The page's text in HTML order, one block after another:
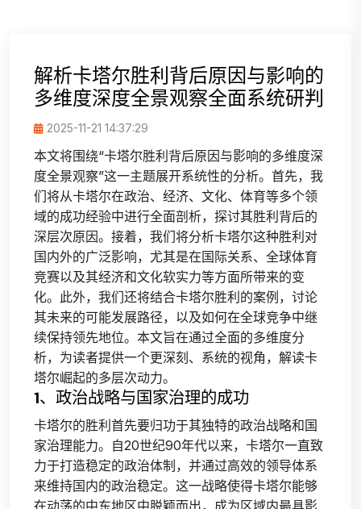
解析卡塔尔胜利背后原因与影响的
多维度深度全景观察全面系统研判
2025-11-21 14:37:29
本文将围绕“卡塔尔胜利背后原因与影响的多维度深
度全景观察”这一主题展开系统性的分析。首先，我
们将从卡塔尔在政治、经济、文化、体育等多个领
域的成功经验中进行全面剖析，探讨其胜利背后的
深层次原因。接着，我们将分析卡塔尔这种胜利对
国内外的广泛影响，尤其是在国际关系、全球体育
竞赛以及其经济和文化软实力等方面所带来的变
化。此外，我们还将结合卡塔尔胜利的案例，讨论
其未来的可能发展路径，以及如何在全球竞争中继
续保持领先地位。本文旨在通过全面的多维度分
析，为读者提供一个更深刻、系统的视角，解读卡
塔尔崛起的多层次动力。
1、政治战略与国家治理的成功
卡塔尔的胜利首先要归功于其独特的政治战略和国
家治理能力。自20世纪90年代以来，卡塔尔一直致
力于打造稳定的政治体制，并通过高效的领导体系
来维持国内的政治稳定。这一战略使得卡塔尔能够
在动荡的中东地区中脱颖而出，成为区域内最具影